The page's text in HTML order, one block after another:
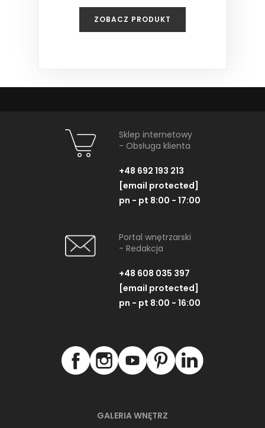
ZOBACZ PRODUKT
GALERIA WNĘTRZ
Sklep internetowy
- Obsługa klienta
+48 692 193 213
[email protected]
pn - pt 8:00 - 17:00
Portal wnętrzarski
- Redakcja
+48 608 035 397
[email protected]
pn - pt 8:00 - 16:00